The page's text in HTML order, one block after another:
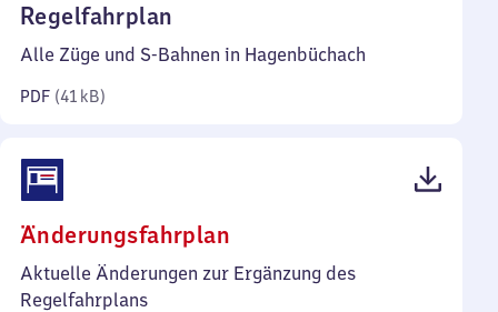
Regelfahrplan
41
Alle Züge und S-Bahnen in Hagenbüchach
PDF (41 kB)
Änderungsfahrplan
65
Aktuelle Änderungen zur Ergänzung des
Regelfahrplans